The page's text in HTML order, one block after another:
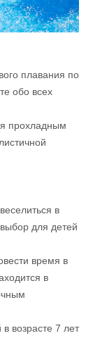
плавания по
обо всех
прохладным
в
для детей
время в
в
возрасте 7 лет